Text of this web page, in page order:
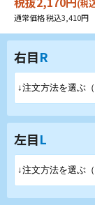
(税
通常価格 税込3,410円
右目R
左目L